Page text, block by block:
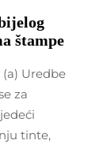
štampe
(a) Uredbe
za
tinte,